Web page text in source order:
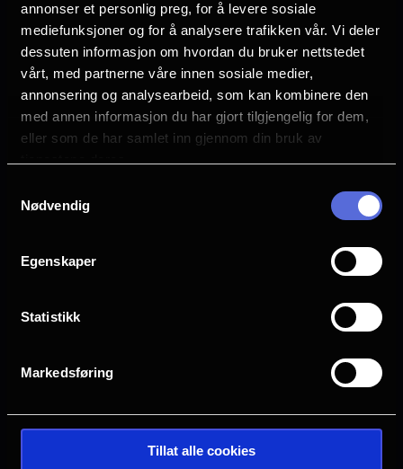
annonser et personlig preg, for å levere sosiale
mediefunksjoner og for å analysere trafikken vår. Vi deler
dessuten informasjon om hvordan du bruker nettstedet
vårt, med partnerne våre innen sosiale medier,
annonsering og analysearbeid, som kan kombinere den
med annen informasjon du har gjort tilgjengelig for dem,
eller som de har samlet inn gjennom din bruk av
Nødvendig
Egenskaper
Statistikk
Markedsføring
Tillat alle cookies
Sammen med sitt kjæreJohann Strauss
Orchestra, vil André samarbeide med det
sjarmerendeGospel Choirog spesielle
gjesteartister, og gi deg og dine kjære en
forfriskende, romantisk og morsom fest på
kino - du vil føle at kjærligheten er overalt!
Ikke gå glipp av denne konsertopplevelsen
fylt med musikk, dans, kjærlighet og lykke
- en feiring av kjærligheten som vil få deg